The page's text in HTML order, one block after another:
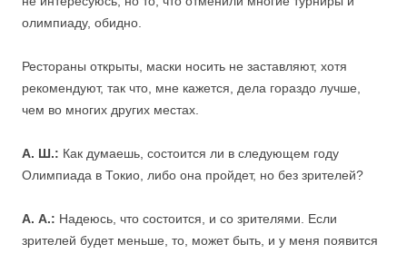
олимпиаду, обидно.
Рестораны открыты, маски носить не заставляют, хотя
рекомендуют, так что, мне кажется, дела гораздо лучше,
чем во многих других местах.
А. Ш.: Как думаешь, состоится ли в следующем году
Олимпиада в Токио, либо она пройдет, но без зрителей?
А. А.: Надеюсь, что состоится, и со зрителями. Если
зрителей будет меньше, то, может быть, и у меня появится